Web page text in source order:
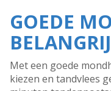
GOEDE
Met een goede
kiezen en tandvlees